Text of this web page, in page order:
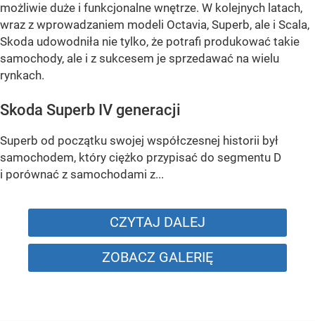
możliwie duże i funkcjonalne wnętrze. W kolejnych latach,
wraz z wprowadzaniem modeli Octavia, Superb, ale i Scala,
Skoda udowodniła nie tylko, że potrafi produkować takie
samochody, ale i z sukcesem je sprzedawać na wielu
rynkach.
Skoda Superb IV generacji
Superb od początku swojej współczesnej historii był
samochodem, który ciężko przypisać do segmentu D
i porównać z samochodami z...
CZYTAJ DALEJ
ZOBACZ GALERIĘ